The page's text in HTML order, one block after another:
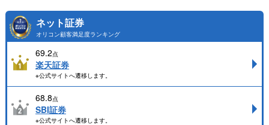
ネット証券
オリコン顧客満足度ランキング
69.2点
楽天証券
※公式サイトへ遷移します。
68.8点
SBI証券
※公式サイトへ遷移します。